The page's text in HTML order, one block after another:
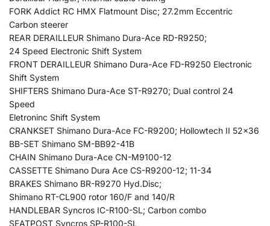
FORK Addict RC HMX Flatmount Disc; 27.2mm Eccentric
Carbon steerer
REAR DERAILLEUR Shimano Dura-Ace RD-R9250;
24 Speed Electronic Shift System
FRONT DERAILLEUR Shimano Dura-Ace FD-R9250 Electronic
Shift System
SHIFTERS Shimano Dura-Ace ST-R9270; Dual control 24
Speed
Eletroninc Shift System
CRANKSET Shimano Dura-Ace FC-R9200; Hollowtech II 52×36
BB-SET Shimano SM-BB92-41B
CHAIN Shimano Dura-Ace CN-M9100-12
CASSETTE Shimano Dura Ace CS-R9200-12; 11-34
BRAKES Shimano BR-R9270 Hyd.Disc;
Shimano RT-CL900 rotor 160/F and 140/R
HANDLEBAR Syncros IC-R100-SL; Carbon combo
SEATPOST Syncros SP-R100-SL